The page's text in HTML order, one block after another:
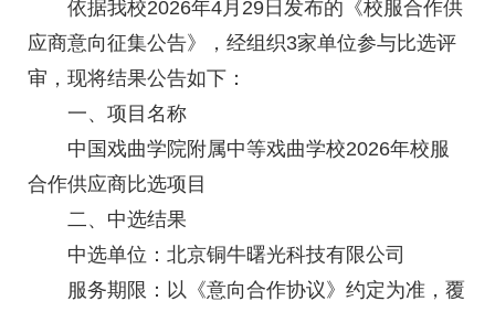
依据我校2026年4月29日发布的《校服合作供
应商意向征集公告》，经组织3家单位参与比选评
审，现将结果公告如下：
一、项目名称
中国戏曲学院附属中等戏曲学校2026年校服
合作供应商比选项目
二、中选结果
中选单位：北京铜牛曙光科技有限公司
服务期限：以《意向合作协议》约定为准，覆